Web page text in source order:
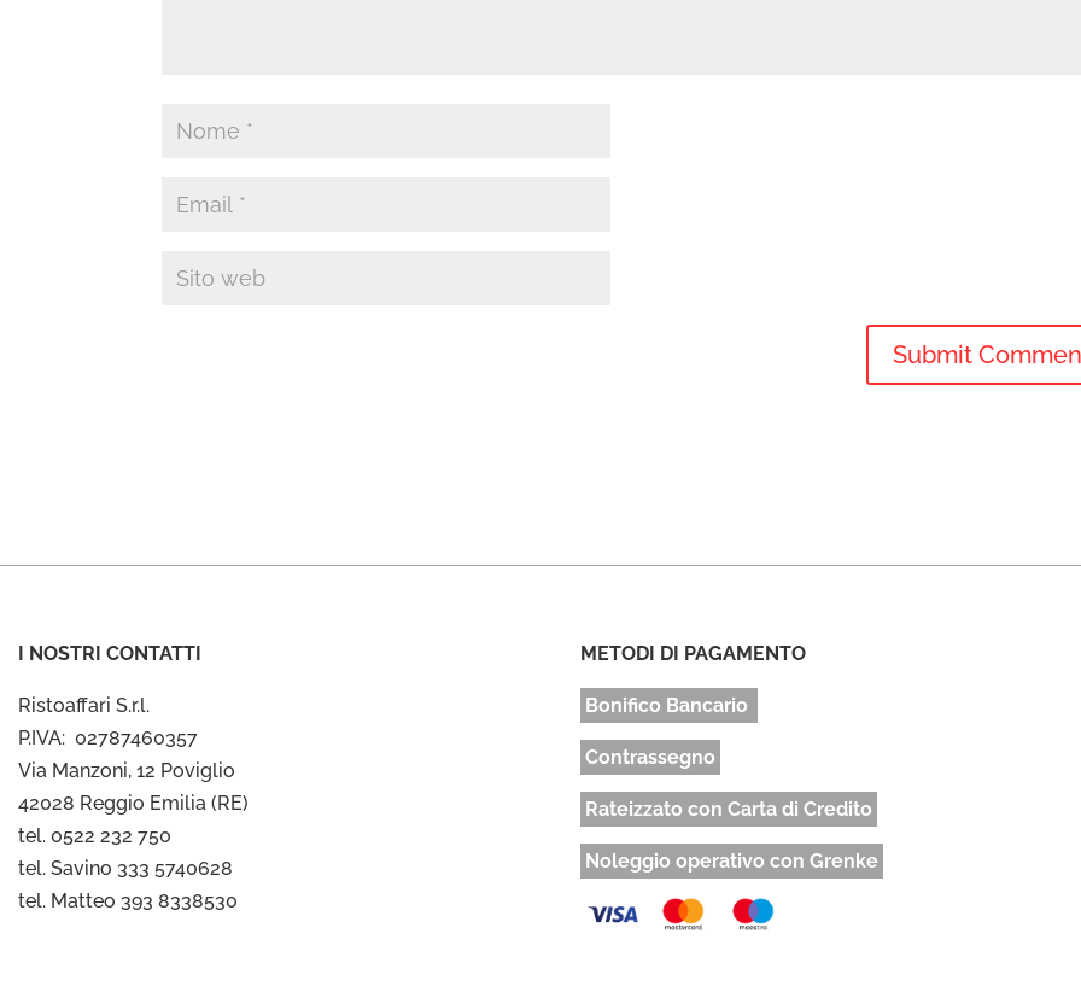
I NOSTRI CONTATTI
Ristoaffari S.r.l.
P.IVA: 02787460357
Via Manzoni, 12 Poviglio
42028 Reggio Emilia (RE)
tel. 0522 232 750
tel. Savino 333 5740628
tel. Matteo 393 8338530
METODI DI PAGAMENTO
Bonifico Bancario
Contrassegno
Rateizzato con Carta di Credito
Noleggio operativo con Grenke